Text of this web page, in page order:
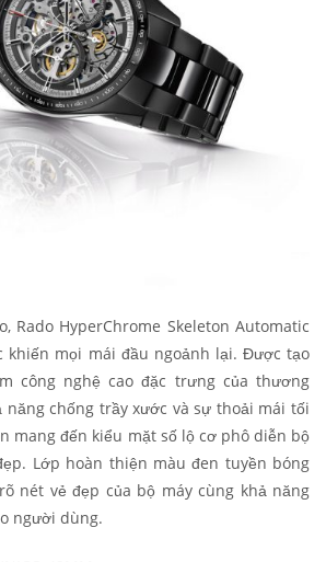
Rado HyperChrome Skeleton Automatic
khiến mọi mái đầu ngoảnh lại. Được tạo
công nghệ cao đặc trưng của thương
năng chống trầy xước và sự thoải mái tối
mang đến kiểu mặt số lộ cơ phô diễn bộ
Lớp hoàn thiện màu đen tuyền bóng
nét vẻ đẹp của bộ máy cùng khả năng
người dùng.